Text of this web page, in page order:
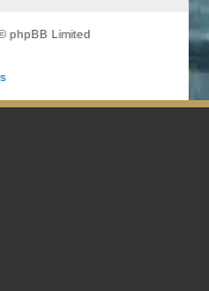
phpBB Limited